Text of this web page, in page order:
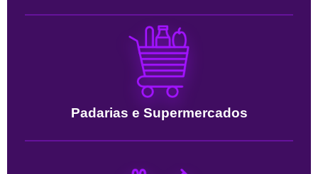
Padarias e Supermercados